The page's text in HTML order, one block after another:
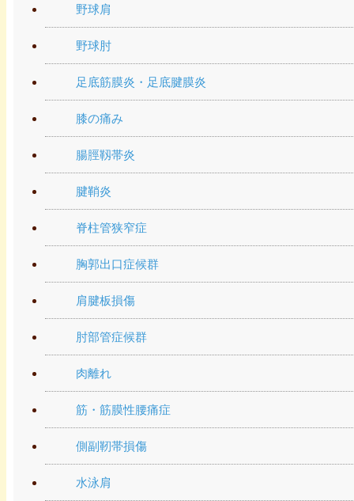
野球肩
野球肘
足底筋膜炎・足底腱膜炎
膝の痛み
腸脛靱帯炎
腱鞘炎
脊柱管狭窄症
胸郭出口症候群
肩腱板損傷
肘部管症候群
肉離れ
筋・筋膜性腰痛症
側副靭帯損傷
水泳肩